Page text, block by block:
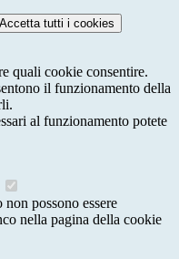
Accetta tutti i cookies
quali cookie consentire.
il funzionamento della
al funzionamento potete
possono essere
nella pagina della cookie